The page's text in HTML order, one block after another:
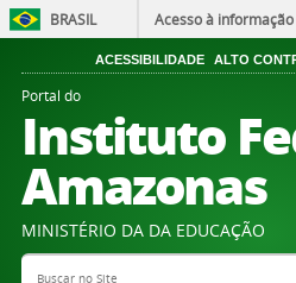
BRASIL Acesso à informação
ACESSIBILIDADE ALTO
Portal do
Instituto
Amazonas
MINISTÉRIO DA DA EDUCAÇÃO
Search Site